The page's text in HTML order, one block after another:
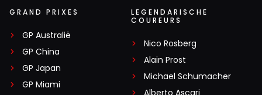
GRAND PRIXES
GP Australië
GP China
GP Japan
GP Miami
LEGENDARISCHE
COUREURS
Nico Rosberg
Alain Prost
Michael Schumacher
Alberto Ascari